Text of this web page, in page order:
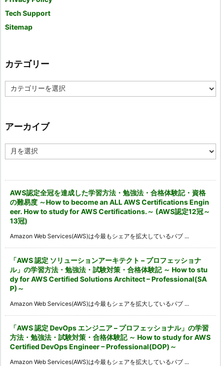
Tech Support
Sitemap
カテゴリー
テ
ー
アーカイブ
ー
AWS認定全冠を達成した学習方法・勉強法・合格体験記・資格
の難易度 ～How to become an ALL AWS Certifications Engin
eer. How to study for AWS Certifications.～ (AWS認定12冠～
13冠)
Amazon Web Services(AWS)は今最もシェアを拡大しているパブ ...
「AWS 認定 ソリューションアーキテクト – プロフェッショナ
ル」の学習方法・勉強法・試験対策・合格体験記 ～ How to stu
dy for AWS Certified Solutions Architect – Professional(SA
P)～
Amazon Web Services(AWS)は今最もシェアを拡大しているパブ ...
「AWS 認定 DevOps エンジニア – プロフェッショナル」の学習
方法・勉強法・試験対策・合格体験記 ～ How to study for AWS
Certified DevOps Engineer – Professional(DOP)～
Amazon Web Services(AWS)は今最もシェアを拡大しているパブ ...